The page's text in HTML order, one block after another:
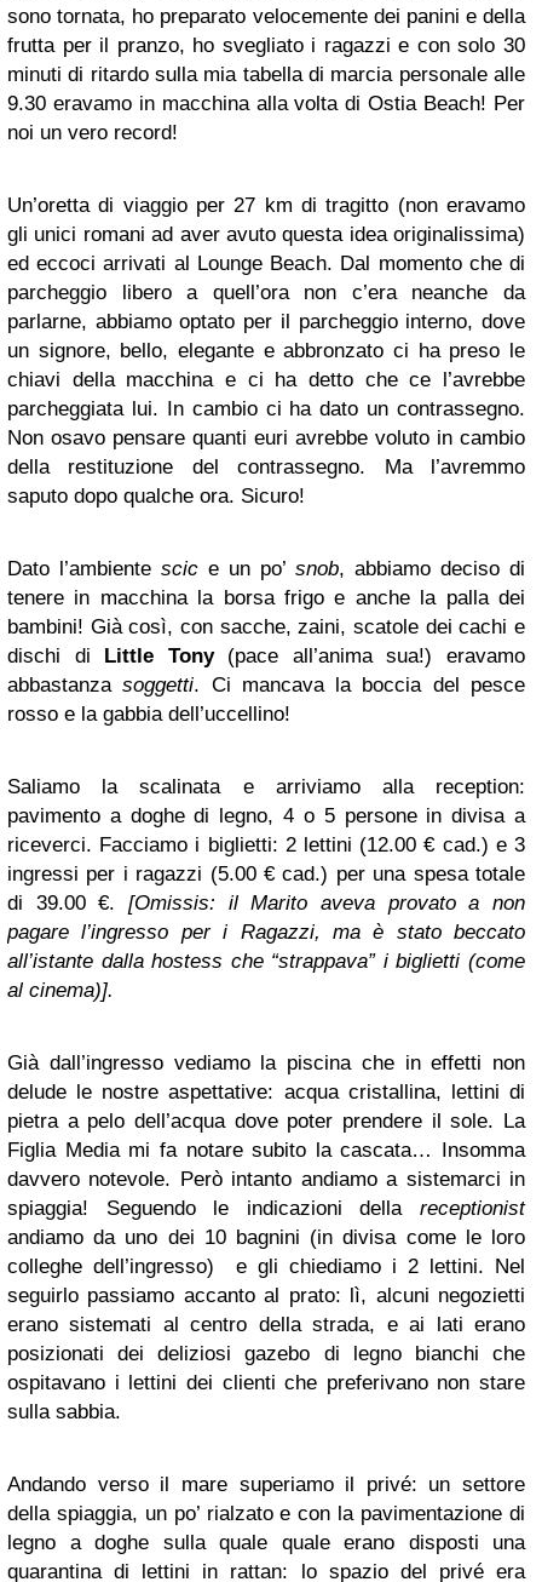
sono tornata, ho preparato velocemente dei panini e della
frutta per il pranzo, ho svegliato i ragazzi e con solo 30
minuti di ritardo sulla mia tabella di marcia personale alle
9.30 eravamo in macchina alla volta di Ostia Beach! Per
noi un vero record!
Un’oretta di viaggio per 27 km di tragitto (non eravamo
gli unici romani ad aver avuto questa idea originalissima)
ed eccoci arrivati al Lounge Beach. Dal momento che di
parcheggio libero a quell’ora non c’era neanche da
parlarne, abbiamo optato per il parcheggio interno, dove
un signore, bello, elegante e abbronzato ci ha preso le
chiavi della macchina e ci ha detto che ce l’avrebbe
parcheggiata lui. In cambio ci ha dato un contrassegno.
Non osavo pensare quanti euri avrebbe voluto in cambio
della restituzione del contrassegno. Ma l’avremmo
saputo dopo qualche ora. Sicuro!
Dato l’ambiente scic e un po’ snob, abbiamo deciso di
tenere in macchina la borsa frigo e anche la palla dei
bambini! Già così, con sacche, zaini, scatole dei cachi e
dischi di Little Tony(pace all’anima sua!) eravamo
abbastanzasoggetti. Ci mancava la boccia del pesce
rosso e la gabbia dell’uccellino!
Saliamo la scalinata e arriviamo alla reception:
pavimento a doghe di legno, 4 o 5 persone in divisa a
riceverci. Facciamo i biglietti: 2 lettini (12.00 € cad.) e 3
ingressi per i ragazzi (5.00 € cad.) per una spesa totale
di 39.00 €. [Omissis: il Marito aveva provato a non
pagare l’ingresso per i Ragazzi, ma è stato beccato
all’istante dalla hostess che “strappava” i biglietti (come
al cinema)].
Già dall’ingresso vediamo la piscina che in effetti non
delude le nostre aspettative: acqua cristallina, lettini di
pietra a pelo dell’acqua dove poter prendere il sole. La
Figlia Media mi fa notare subito la cascata… Insomma
davvero notevole. Però intanto andiamo a sistemarci in
spiaggia! Seguendo le indicazioni della receptionist
andiamo da uno dei 10 bagnini (in divisa come le loro
colleghe dell’ingresso) e gli chiediamo i 2 lettini. Nel
seguirlo passiamo accanto al prato: lì, alcuni negozietti
erano sistemati al centro della strada, e ai lati erano
posizionati dei deliziosi gazebo di legno bianchi che
ospitavano i lettini dei clienti che preferivano non stare
sulla sabbia.
Andando verso il mare superiamo il privé: un settore
della spiaggia, un po’ rialzato e con la pavimentazione di
legno a doghe sulla quale quale erano disposti una
quarantina di lettini in rattan: lo spazio del privé era